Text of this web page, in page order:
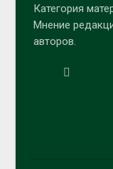
Категория
Мнение
авторов.